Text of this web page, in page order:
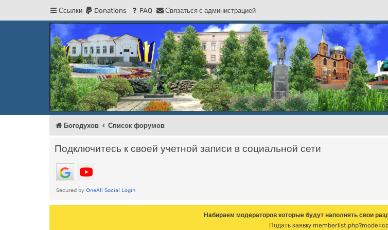
Ссылки Donations FAQ Связаться с администрацией
Регистрация
Форум Богодухова
Богодухов
Богодухов Список форумов
Подключитесь к своей учетной записи в социальной сети
Набираем модераторов которые будут наполнять свои
Подать заявку